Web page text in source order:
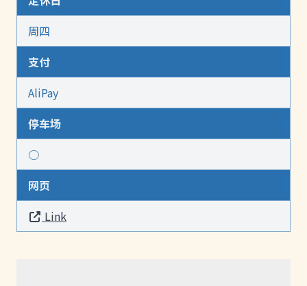
周四
支付
AliPay
停车场
○
网页
Link